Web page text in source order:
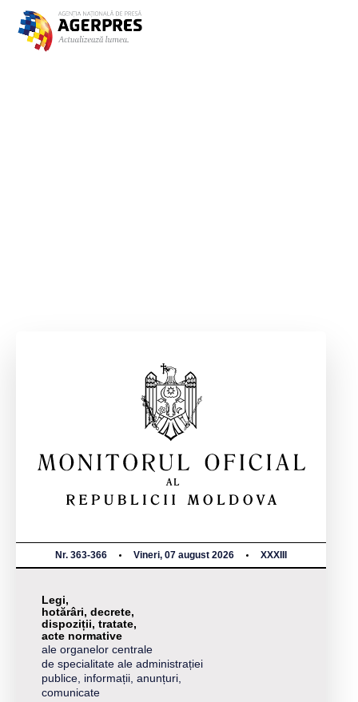
Nr. 363-366 Vineri, 07 august 2026 XXXIII
Legi,
hotărâri, decrete,
dispoziții, tratate,
acte normative
ale organelor centrale
de specialitate ale administrației
publice, informații, anunțuri,
comunicate